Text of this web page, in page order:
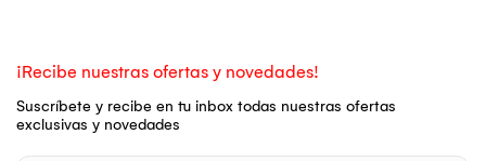
¡Recibe nuestras ofertas y novedades!
Suscríbete y recibe en tu inbox todas nuestras ofertas
exclusivas y novedades